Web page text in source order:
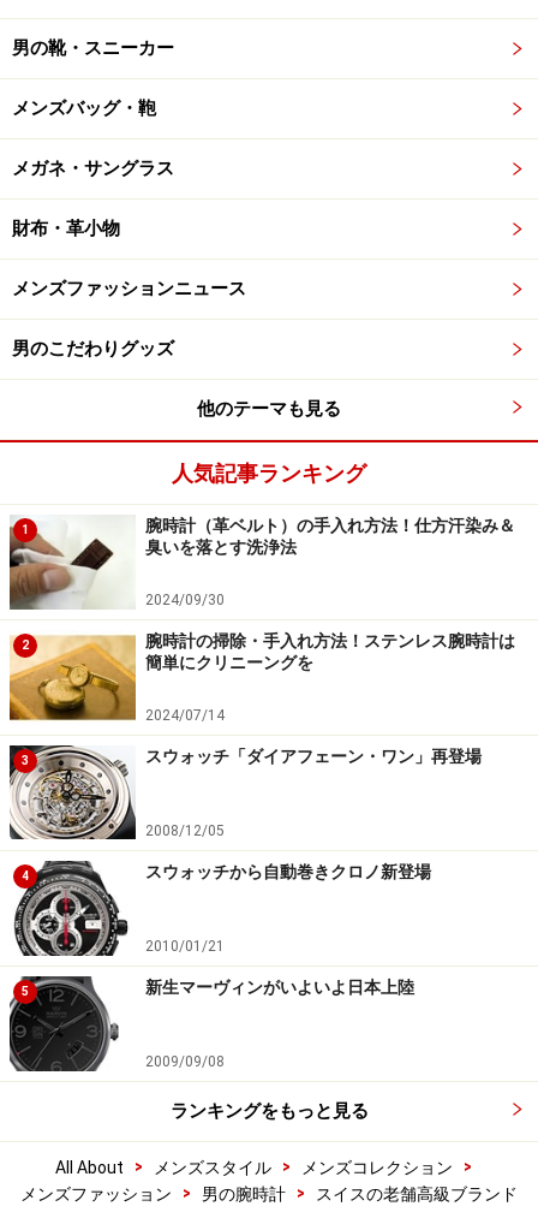
男の靴・スニーカー
メンズバッグ・鞄
メガネ・サングラス
財布・革小物
メンズファッションニュース
男のこだわりグッズ
他のテーマも見る
人気記事ランキング
1
腕時計（革ベルト）の手入れ方法！仕方汗染み＆
臭いを落とす洗浄法
2024/09/30
2
腕時計の掃除・手入れ方法！ステンレス腕時計は
簡単にクリニーングを
2024/07/14
3 スウォッチ「ダイアフェーン・ワン」再登場
2008/12/05
4 スウォッチから自動巻きクロノ新登場
2010/01/21
5 新生マーヴィンがいよいよ日本上陸
2009/09/08
ランキングをもっと見る
All About > メンズスタイル > メンズコレクション
>
メンズファッション
> 男の腕時計 > スイスの老舗高級ブランド